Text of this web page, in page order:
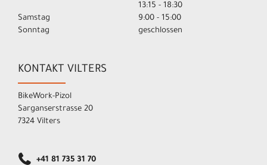
13:15 - 18:30
Samstag
9:00 - 15:00
Sonntag
geschlossen
KONTAKT VILTERS
BikeWork-Pizol
Sarganserstrasse 20
7324 Vilters
+41 81 735 31 70